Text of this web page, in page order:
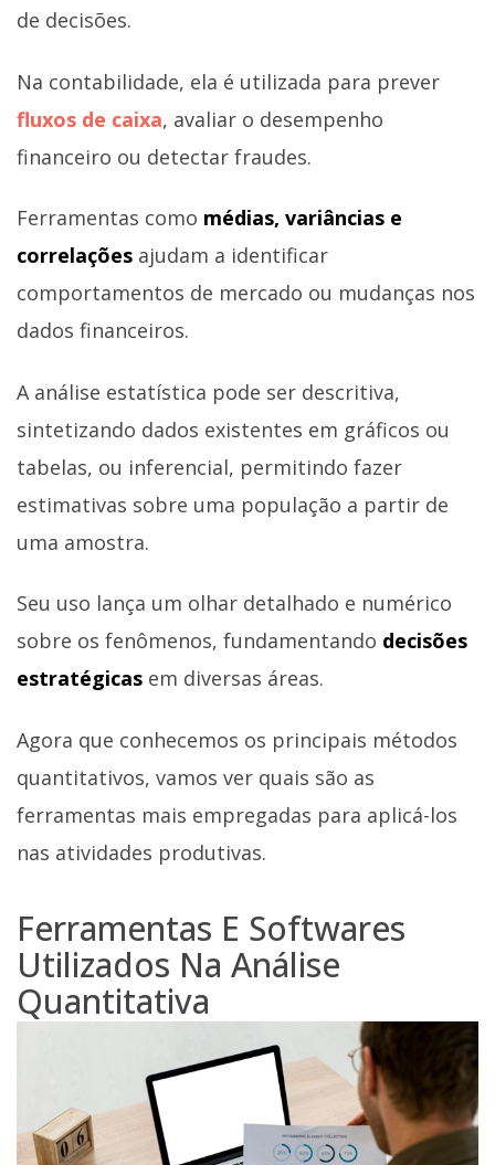
de decisões.
Na contabilidade, ela é utilizada para prever
fluxos de caixa, avaliar o desempenho
financeiro ou detectar fraudes.
Ferramentas como médias, variâncias e
correlações ajudam a identificar
comportamentos de mercado ou mudanças nos
dados financeiros.
A análise estatística pode ser descritiva,
sintetizando dados existentes em gráficos ou
tabelas, ou inferencial, permitindo fazer
estimativas sobre uma população a partir de
uma amostra.
Seu uso lança um olhar detalhado e numérico
sobre os fenômenos, fundamentando decisões
estratégicas em diversas áreas.
Agora que conhecemos os principais métodos
quantitativos, vamos ver quais são as
ferramentas mais empregadas para aplicá-los
nas atividades produtivas.
Ferramentas E Softwares
Utilizados Na Análise
Quantitativa